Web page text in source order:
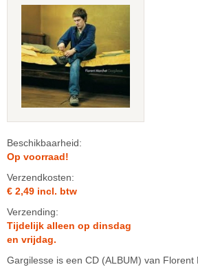
Beschikbaarheid:
Op voorraad!
Verzendkosten:
€ 2,49 incl. btw
Verzending:
Tijdelijk alleen op dinsdag
en vrijdag.
Gargilesse is een CD (ALBUM) van Florent